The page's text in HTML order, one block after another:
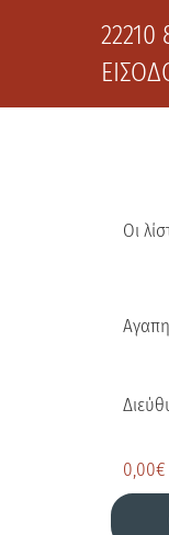
22210
Οι
0,00€